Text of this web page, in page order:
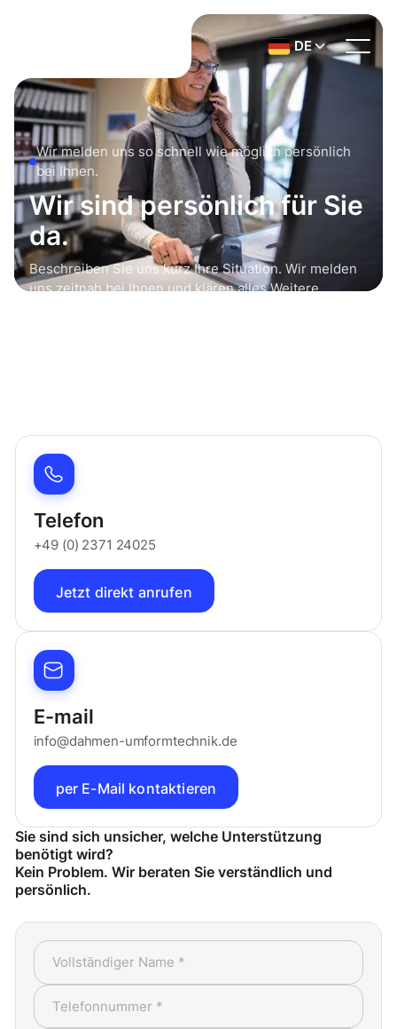
DE
Wir melden uns so schnell wie möglich persönlich
bei Ihnen.
Wir sind persönlich für Sie
da.
Beschreiben Sie uns kurz Ihre Situation. Wir melden
uns zeitnah bei Ihnen und klären alles Weitere
Telefon
+49 (0) 2371 24025
Jetzt direkt anrufen
E-mail
info@dahmen-umformtechnik.de
per E-Mail kontaktieren
Sie sind sich unsicher, welche Unterstützung
benötigt wird?
Kein Problem. Wir beraten Sie verständlich und
persönlich.